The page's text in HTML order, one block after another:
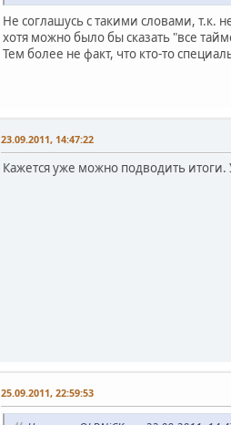
Не соглашусь с такими словами, т.к.
хотя можно было бы сказать "все
Тем более не факт, что кто-то
23.09.2011, 14:47:22
Кажется уже можно подводить итоги.
25.09.2011, 22:59:53